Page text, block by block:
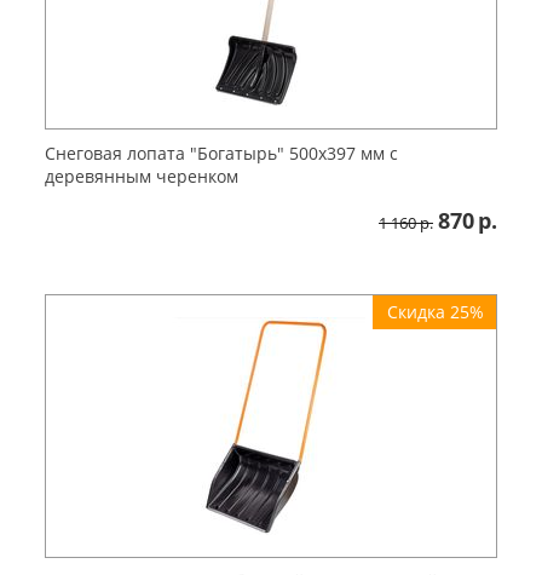
Снеговая лопата "Богатырь" 500х397 мм с
деревянным черенком
1 160р. 870р.
Скидка 25%